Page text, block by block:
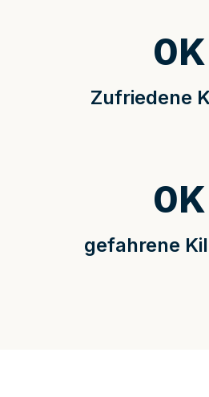
Zufriedene
0K
gefahrene
0K